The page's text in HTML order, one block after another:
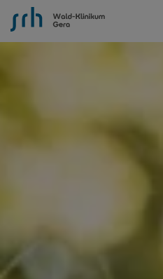
SRH Wald-Klinikum Gera